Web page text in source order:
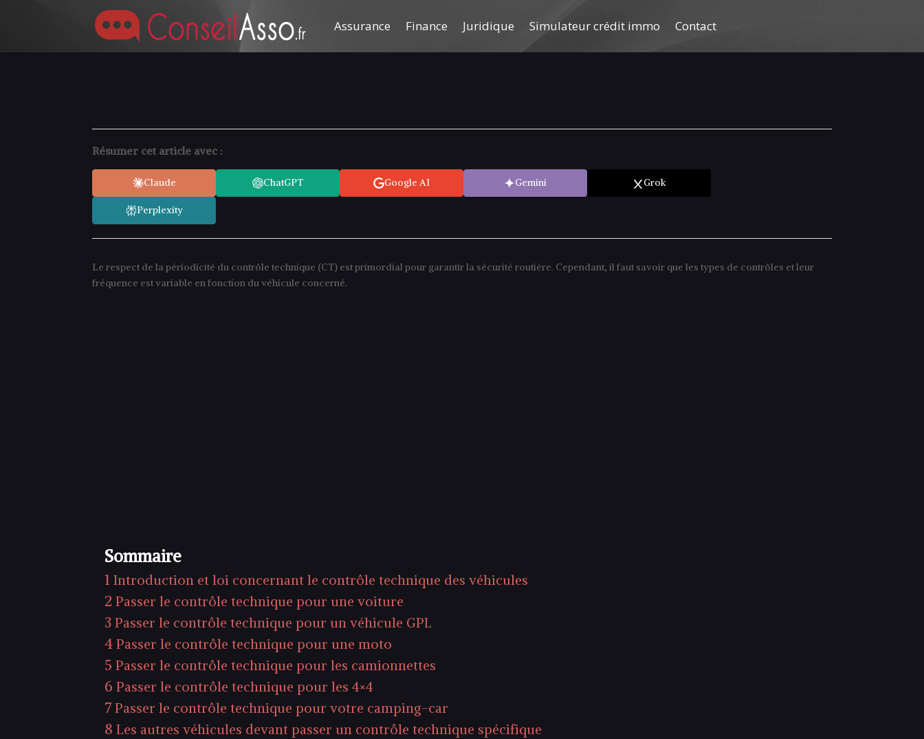
Assurance Finance Juridique Simulateur crédit immo Contact
Résumer cet article avec :
Claude ChatGPT Google AI Gemini Grok
Perplexity
Le respect de la périodicité du contrôle technique (CT) est primordial pour garantir la sécurité routière. Cependant, il faut savoir que les types de contrôles et leur
fréquence est variable en fonction du véhicule concerné.
Sommaire
1 Introduction et loi concernant le contrôle technique des véhicules
2 Passer le contrôle technique pour une voiture
3 Passer le contrôle technique pour un véhicule GPL
4 Passer le contrôle technique pour une moto
5 Passer le contrôle technique pour les camionnettes
6 Passer le contrôle technique pour les 4×4
7 Passer le contrôle technique pour votre camping-car
8 Les autres véhicules devant passer un contrôle technique spécifique